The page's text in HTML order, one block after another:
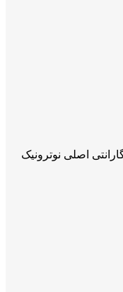
اصلی نوترونیک